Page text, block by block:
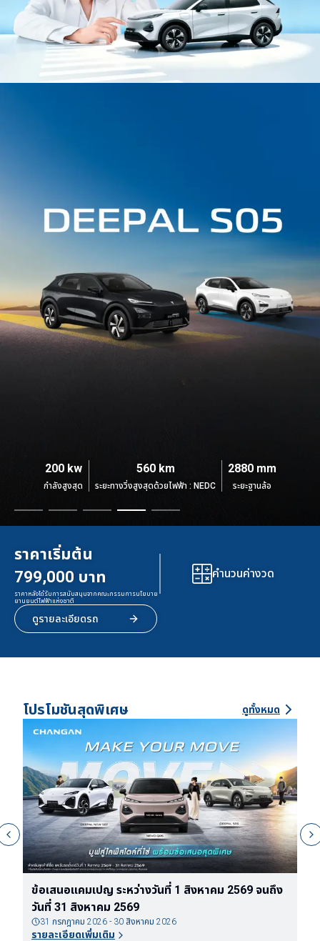
200 kw
กำลังสูงสุด
131 km
ระยะทางวิ่งสูงสุดด้วยไฟฟ้า : NEDC
3,180 mm
ระยะฐานล้อ
ราคาเริ่มต้น
1,099,000 บาท
ราคาหลังได้รับการสนับสนุนจากคณะกรรมการนโยบาย
ยานยนต์ไฟฟ้าแห่งชาติ
คำนวนค่างวด
ดูรายละเอียดรถ
190 กิโลวัตต์
กำลังสูงสุด
485 กิโลเมตร
ระยะทางวิ่งสูงสุดด้วยไฟฟ้า : NEDC
2,900 มิลลิเมตร
ระยะฐานล้อ
ราคาเริ่มต้น
1,219,000 บาท
ราคาหลังได้รับการสนับสนุนจากคณะกรรมการนโยบาย
ยานยนต์ไฟฟ้าแห่งชาติ
คำนวนค่างวด
ดูรายละเอียดรถ
252 kW
กำลังสูงสุด
640 km
ระยะทางวิ่งสูงสุดด้วยไฟฟ้า : NEDC
3,120 mm
ระยะฐานล้อ
ราคาเริ่มต้น
1,699,000 บาท
ราคาหลังได้รับการสนับสนุนจากคณะกรรมการนโยบาย
ยานยนต์ไฟฟ้าแห่งชาติ
คำนวนค่างวด
ดูรายละเอียดรถ
200 kw
กำลังสูงสุด
560 km
ระยะทางวิ่งสูงสุดด้วยไฟฟ้า : NEDC
2880 mm
ระยะฐานล้อ
ราคาเริ่มต้น
799,000 บาท
ราคาหลังได้รับการสนับสนุนจากคณะกรรมการนโยบาย
ยานยนต์ไฟฟ้าแห่งชาติ
คำนวนค่างวด
ดูรายละเอียดรถ
218 kw
กำลังสูงสุด
170 km
ระยะทางวิ่งสูงสุดด้วยไฟฟ้า : NEDC
2,880 mm
ระยะฐานล้อ
ราคาเริ่มต้น
949,000 บาท
ราคาหลังได้รับการสนับสนุนจากคณะกรรมการนโยบาย
ยานยนต์ไฟฟ้าแห่งชาติ
คำนวนค่างวด
ดูรายละเอียดรถ
โปรโมชันสุดพิเศษ ดูทั้งหมด
ข้อเสนอแคมเปญ ระหว่างวันที่ 1 สิงหาคม 2569 จนถึง
วันที่ 31 สิงหาคม 2569
31 กรกฎาคม 2026 - 30 สิงหาคม 2026
รายละเอียดเพิ่มเติม